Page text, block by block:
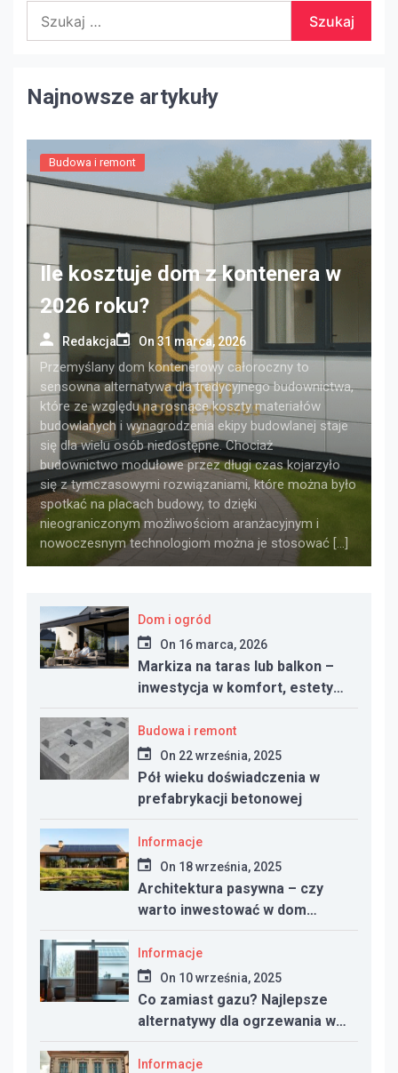
Najnowsze artykuły
Budowa i remont
Ile kosztuje dom z kontenera w
2026 roku?
Redakcja On 31 marca, 2026
Przemyślany dom kontenerowy całoroczny to
sensowna alternatywa dla tradycyjnego budownictwa,
które ze względu na rosnące koszty materiałów
budowlanych i wynagrodzenia ekipy budowlanej staje
się dla wielu osób niedostępne. Chociaż
budownictwo modułowe przez długi czas kojarzyło
się z tymczasowymi rozwiązaniami, które można było
spotkać na placach budowy, to dzięki
nieograniczonym możliwościom aranżacyjnym i
nowoczesnym technologiom można je stosować […]
Dom i ogród
On 16 marca, 2026
Markiza na taras lub balkon –
inwestycja w komfort, estetykę
i funkcjonalność przestrzeni
Budowa i remont
On 22 września, 2025
Pół wieku doświadczenia w
prefabrykacji betonowej
Informacje
On 18 września, 2025
Architektura pasywna – czy
warto inwestować w dom
energooszczędny?
Informacje
On 10 września, 2025
Co zamiast gazu? Najlepsze
alternatywy dla ogrzewania w
nowym domu
Informacje